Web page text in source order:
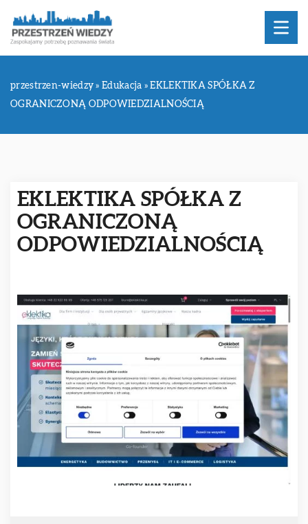
przestrzen-wiedzy »Edukacja »EKLEKTIKA SPÓŁKA Z
OGRANICZONĄ ODPOWIEDZIALNOŚCIĄ
EKLEKTIKA SPÓŁKA Z
OGRANICZONĄ
ODPOWIEDZIALNOŚCIĄ